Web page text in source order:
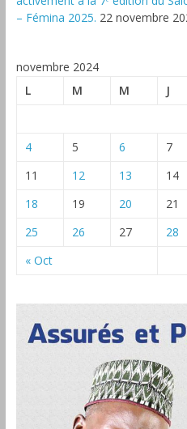
– Fémina 2025. 22 novembre
novembre 2024
L
M M J
« Oct
4
5 6 7
11
12 13 14
18
19 20 21
25
26 27 28